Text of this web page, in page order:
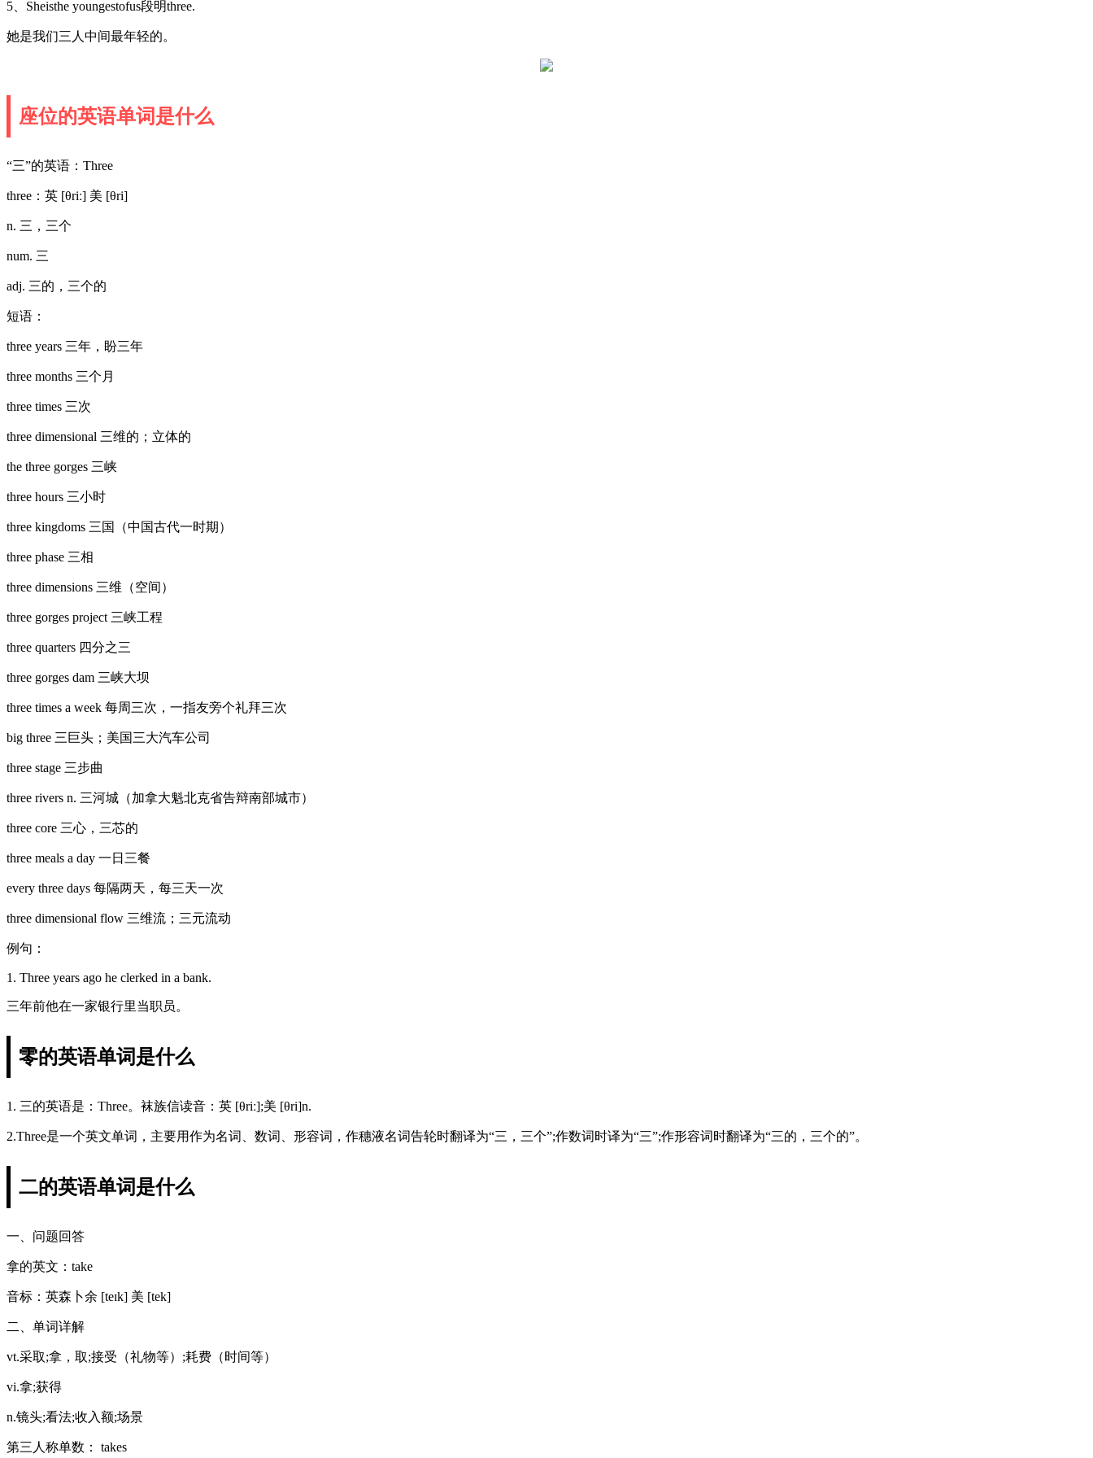
5、Sheisthe youngestofus段明three.
她是我们三人中间最年轻的。
座位的英语单词是什么
“三”的英语：Three
three：英 [θriː] 美 [θri]
n. 三，三个
num. 三
adj. 三的，三个的
短语：
three years 三年，盼三年
three months 三个月
three times 三次
three dimensional 三维的；立体的
the three gorges 三峡
three hours 三小时
three kingdoms 三国（中国古代一时期）
three phase 三相
three dimensions 三维（空间）
three gorges project 三峡工程
three quarters 四分之三
three gorges dam 三峡大坝
three times a week 每周三次，一指友旁个礼拜三次
big three 三巨头；美国三大汽车公司
three stage 三步曲
three rivers n. 三河城（加拿大魁北克省告辩南部城市）
three core 三心，三芯的
three meals a day 一日三餐
every three days 每隔两天，每三天一次
three dimensional flow 三维流；三元流动
例句：
1. Three years ago he clerked in a bank.
三年前他在一家银行里当职员。
零的英语单词是什么
1. 三的英语是：Three。袜族信读音：英 [θriː];美 [θri]n.
2.Three是一个英文单词，主要用作为名词、数词、形容词，作穗液名词告轮时翻译为“三，三个”;作数词时译为“三”;作形容词时翻译为“三的，三个的”。
二的英语单词是什么
一、问题回答
拿的英文：take
音标：英森卜余 [teɪk] 美 [tek]
二、单词详解
vt.采取;拿，取;接受（礼物等）;耗费（时间等）
vi.拿;获得
n.镜头;看法;收入额;场景
第三人称单数： takes